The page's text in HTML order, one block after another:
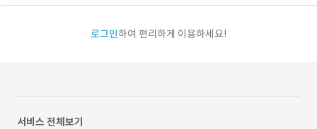
로그인하여 편리하게 이용하세요!
서비스 전체보기